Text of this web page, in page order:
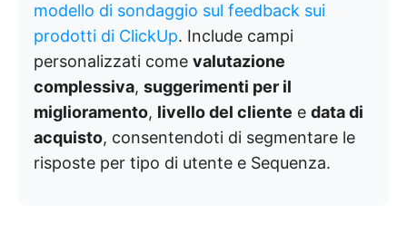
modello di sondaggio sul feedback sui
prodotti di ClickUp. Include campi
personalizzati come valutazione
complessiva, suggerimenti per il
miglioramento, livello del cliente e data di
acquisto, consentendoti di segmentare le
risposte per tipo di utente e Sequenza.